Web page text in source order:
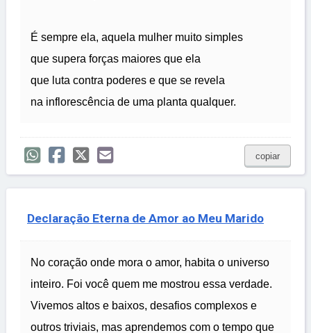
É sempre ela, aquela mulher muito simples
que supera forças maiores que ela
que luta contra poderes e que se revela
na inflorescência de uma planta qualquer.
copiar
Declaração Eterna de Amor ao Meu Marido
No coração onde mora o amor, habita o universo
inteiro. Foi você quem me mostrou essa verdade.
Vivemos altos e baixos, desafios complexos e
outros triviais, mas aprendemos com o tempo que